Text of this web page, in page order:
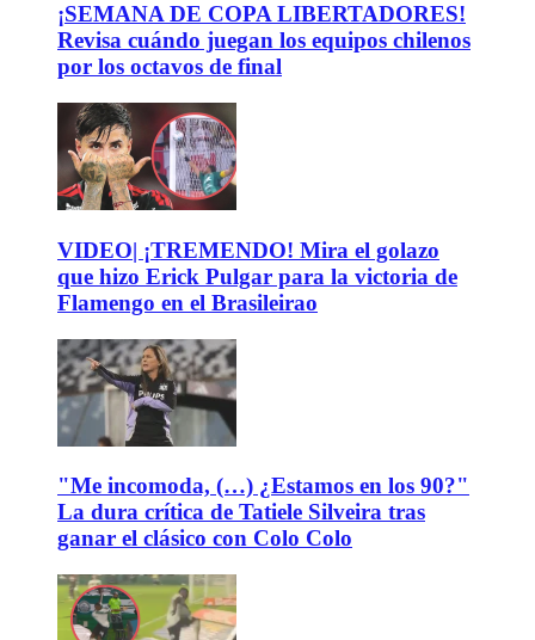
¡SEMANA DE COPA LIBERTADORES!
Revisa cuándo juegan los equipos chilenos
por los octavos de final
VIDEO| ¡TREMENDO! Mira el golazo
que hizo Erick Pulgar para la victoria de
Flamengo en el Brasileirao
"Me incomoda, (…) ¿Estamos en los 90?"
La dura crítica de Tatiele Silveira tras
ganar el clásico con Colo Colo